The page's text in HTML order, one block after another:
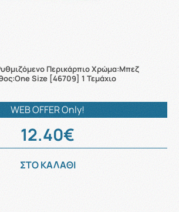
Περικάρπιο Χρώμα:Μπεζ
Size [46709] 1 Τεμάχιο
WEB OFFER Only!
12.40€
ΣΤΟ ΚΑΛΑΘΙ